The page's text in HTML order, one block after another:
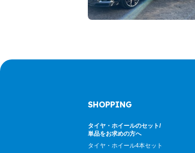
SHOPPING
タイヤ・ホイールのセット/
単品をお求めの方へ
タイヤ・ホイール4本セット